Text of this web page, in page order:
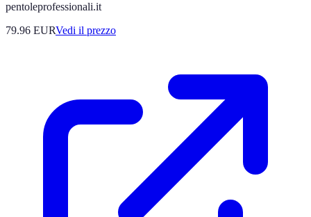
pentoleprofessionali.it
79.96 EURVedi il prezzo